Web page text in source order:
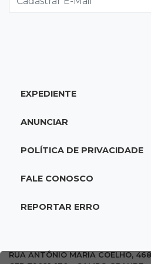
18:28Concurso 3.042
acumulado em R$ 165
18:05Energia renovável
Produção de biodiesel
abordagem policial no
EXPEDIENTE
ANUNCIAR
POLÍTICA DE PRIVACIDADE
FALE CONOSCO
REPORTAR ERRO
RUA ANTÔNIO MARIA COELHO,